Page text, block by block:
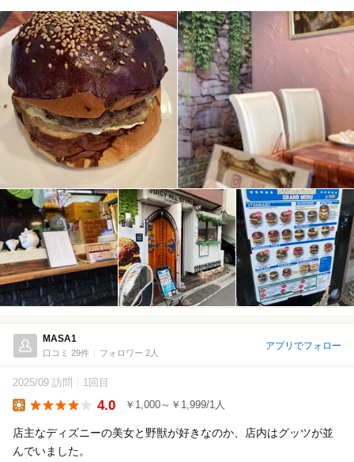
MASA1
口コミ 29件 フォロワー 2人
アプリでフォロー
2025/09 訪問 1回目
4.0 ￥1,000～￥1,999/1人
店主なディズニーの美女と野獣が好きなのか、店内はグッツが並
んでいました。